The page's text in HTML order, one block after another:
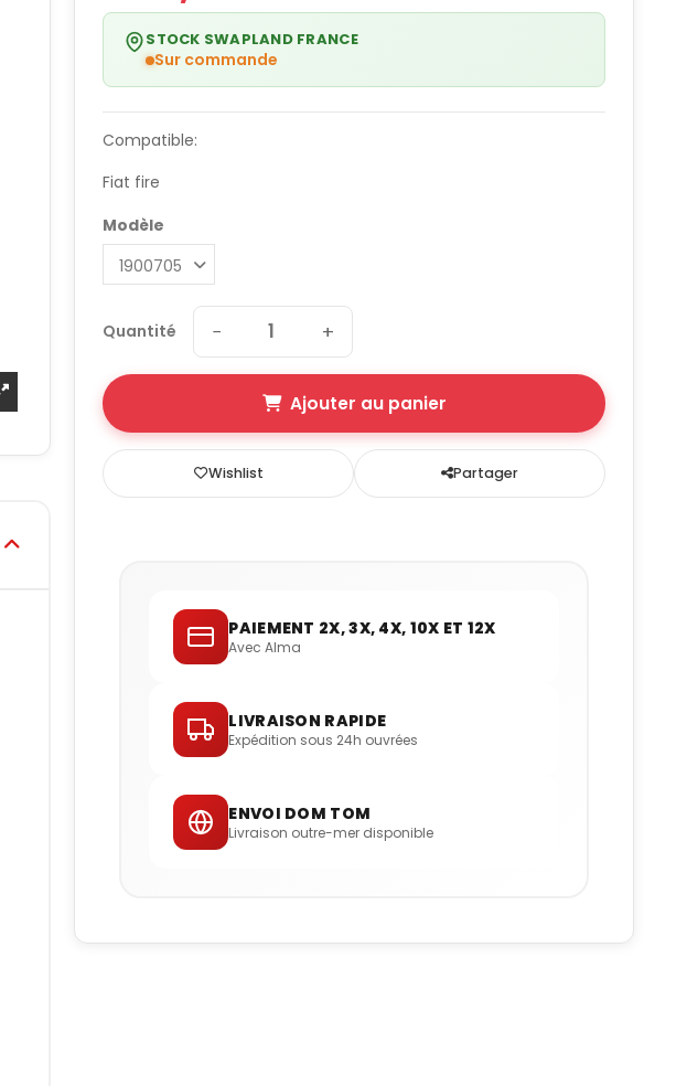
STOCK SWAPLAND FRANCE
Sur commande
Compatible:
Fiat fire
Modèle
Quantité − +
Ajouter au panier
Wishlist Partager
PAIEMENT 2X, 3X, 4X, 10X ET 12X
Avec Alma
LIVRAISON RAPIDE
Expédition sous 24h ouvrées
ENVOI DOM TOM
Livraison outre-mer disponible